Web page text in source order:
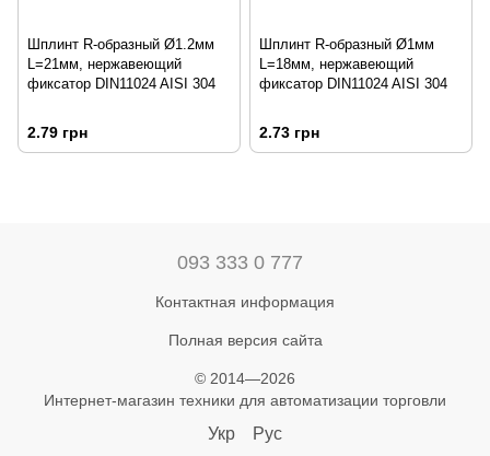
Шплинт R-образный Ø1.2мм
L=21мм, нержавеющий
фиксатор DIN11024 AISI 304
2.79 грн
Шплинт R-образный Ø1мм
L=18мм, нержавеющий
фиксатор DIN11024 AISI 304
2.73 грн
093 333 0 777
Контактная информация
Полная версия сайта
© 2014—2026
Интернет-магазин техники для автоматизации торговли
Укр Рус